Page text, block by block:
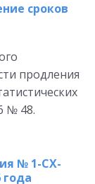
сроков
продления
№ 48.
№ 1-СХ-